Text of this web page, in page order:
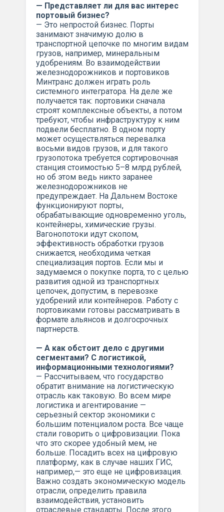
— Представляет ли для вас интерес
портовый бизнес?
— Это непростой бизнес. Порты
занимают значимую долю в
транспортной цепочке по многим видам
грузов, например, минеральным
удобрениям. Во взаимодействии
железнодорожников и портовиков
Минтранс должен играть роль
системного интегратора. На деле же
получается так: портовики сначала
строят комплексные объекты, а потом
требуют, чтобы инфраструктуру к ним
подвели бесплатно. В одном порту
может осуществляться перевалка
восьми видов грузов, и для такого
грузопотока требуется сортировочная
станция стоимостью 5–8 млрд рублей,
но об этом ведь никто заранее
железнодорожников не
предупреждает. На Дальнем Востоке
функционируют порты,
обрабатывающие одновременно уголь,
контейнеры, химические грузы.
Вагонопотоки идут скопом,
эффективность обработки грузов
снижается, необходима четкая
специализация портов. Если мы и
задумаемся о покупке порта, то с целью
развития одной из транспортных
цепочек, допустим, в перевозке
удобрений или контейнеров. Работу с
портовиками готовы рассматривать в
формате альянсов и долгосрочных
партнерств.
— А как обстоит дело с другими
сегментами? С логистикой,
информационными технологиями?
— Рассчитываем, что государство
обратит внимание на логистическую
отрасль как таковую. Во всем мире
логистика и агентирование —
серьезный сектор экономики с
большим потенциалом роста. Все чаще
стали говорить о цифровизации. Пока
что это скорее удобный мем, не
больше. Посадить всех на цифровую
платформу, как в случае наших ГИС,
например,— это еще не цифровизация.
Важно создать экономическую модель
отрасли, определить правила
взаимодействия, установить
отраслевые стандарты. После этого